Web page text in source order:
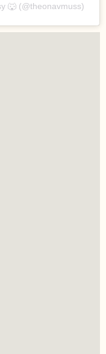
🐺 (@theonavmuss)